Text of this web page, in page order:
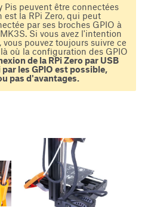
Pis peuvent être connectées
est la RPi Zero, qui peut
par ses broches GPIO à
Si vous avez l'intention
pouvez toujours suivre ce
où la configuration des GPIO
de la RPi Zero par USB
les GPIO est possible,
pas d'avantages.